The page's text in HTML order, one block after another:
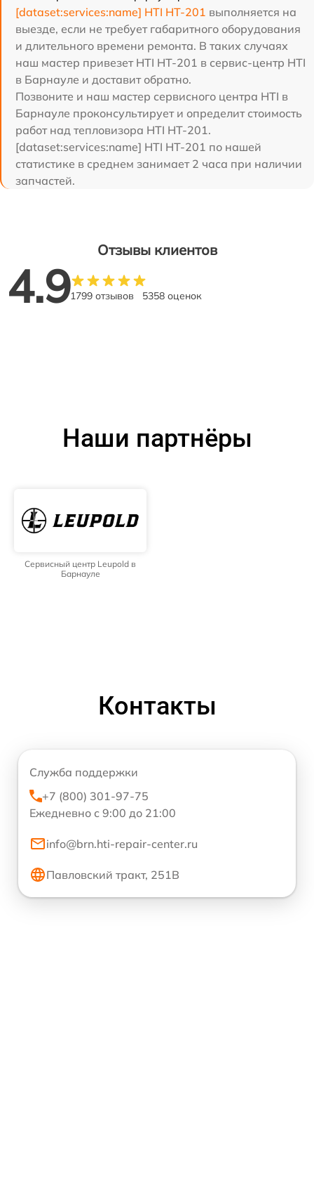
[dataset:services:name] HTI HT-201 выполняется на
выезде, если не требует габаритного оборудования
и длительного времени ремонта. В таких случаях
наш мастер привезет HTI HT-201 в сервис-центр HTI
в Барнауле и доставит обратно.
Позвоните и наш мастер сервисного центра HTI в
Барнауле проконсультирует и определит стоимость
работ над тепловизора HTI HT-201.
[dataset:services:name] HTI HT-201 по нашей
статистике в среднем занимает 2 часа при наличии
запчастей.
Отзывы клиентов
4.91799 отзывов 5358 оценок
Наши партнёры
Сервисный центр Leupold в
Барнауле
Контакты
Служба поддержки
+7 (800) 301-97-75
Ежедневно с 9:00 до 21:00
info@brn.hti-repair-center.ru
Павловский тракт, 251В